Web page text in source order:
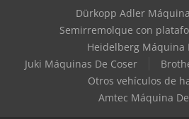
Dürkopp Adler
Semirremolque con
Heidelberg Máquina
Juki Máquinas De Coser
Otros vehículos de
Amtec Máquina